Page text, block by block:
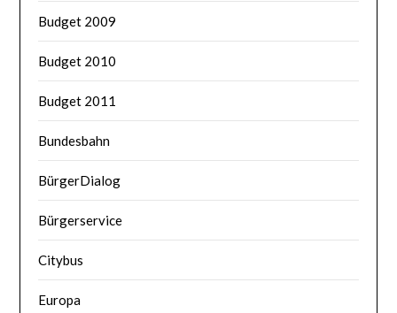
Budget 2009
Budget 2010
Budget 2011
Bundesbahn
BürgerDialog
Bürgerservice
Citybus
Europa